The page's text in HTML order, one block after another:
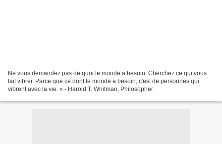
Ne vous demandez pas de quoi le monde a besoin. Cherchez ce qui vous
fait vibrer. Parce que ce dont le monde a besoin, c'est de personnes qui
vibrent avec la vie. » - Harold T. Whitman, Philosopher